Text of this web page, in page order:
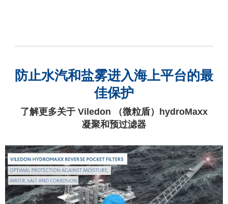
防止水汽和盐雾进入海上平台的最
佳保护
了解更多关于 Viledon （微粒盾）hydroMaxx
凝聚和预过滤器